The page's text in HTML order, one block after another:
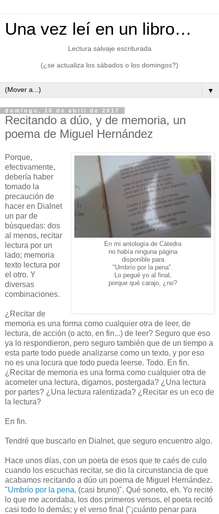
Una vez leí en un libro…
Lectura salvaje escriturada
(¿se actualiza los sábados o los domingos?)
▼
domingo, 16 de abril de 2017
Recitando a dúo, y de memoria, un
poema de Miguel Hernández
En mi antología de Cátedra
no había ninguna página
disponible para
"Umbrío por la pena".
Lo pegué yo al final,
porque qué carajo, ¿no?
Porque,
efectivamente,
debería haber
tomado la
precaución de
hacer en Dialnet
un par de
búsquedas: dos
al menos, recitar
lectura por un
lado; memoria
texto lectura por
el otro. Y
diversas
combinaciones.
¿Recitar de
memoria es una forma como cualquier otra de leer, de
lectura, de acción (o acto, en fin...) de leer? Seguro que eso
ya lo respondieron, pero seguro también que de un tiempo a
esta parte todo puede analizarse como un texto, y por eso
no es una locura que todo pueda leerse. Todo. En fin.
¿Recitar de memoria es una forma como cualquier otra de
acometer una lectura, digamos, postergada? ¿Una lectura
por partes? ¿Una lectura ralentizada? ¿Recitar es un eco de
la lectura?
En fin.
Tendré que buscarlo en Dialnet, que seguro encuentro algo.
Hace unos días, con un poeta de esos que te caés de culo
cuando los escuchas recitar, se dio la circunstancia de que
acabamos recitando a dúo un poema de Miguel Hernández.
"Umbrío por la pena, (casi bruno)". Qué soneto, eh. Yo recité
lo que me acordaba, los dos primeros versos, el poeta recitó
casi todo lo demás; y el verso final ("¡cuánto penar para